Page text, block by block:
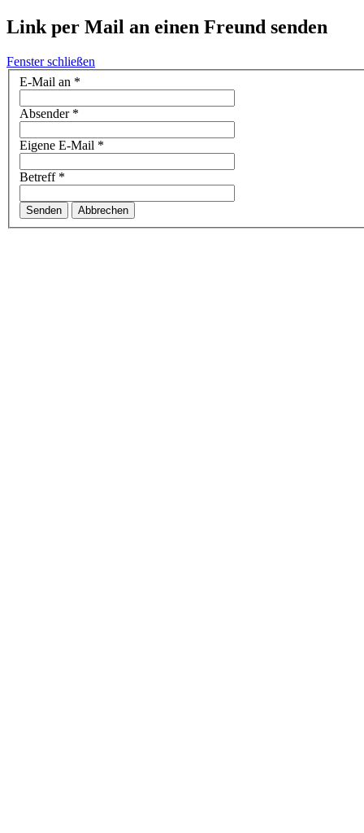
Link per Mail an einen Freund senden
Fenster schließen
E-Mail an *
Absender*
Eigene E-Mail *
Betreff*
Senden Abbrechen